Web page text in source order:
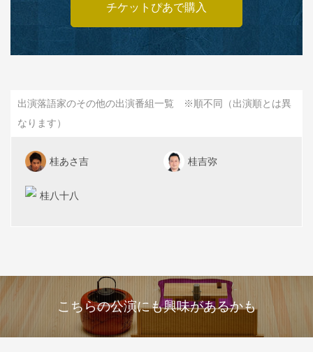
チケットぴあで購入
出演落語家のその他の出演番組一覧 ※順不同（出演順とは異
なります）
桂あさ吉 桂吉弥
桂八十八
こちらの公演にも興味があるかも